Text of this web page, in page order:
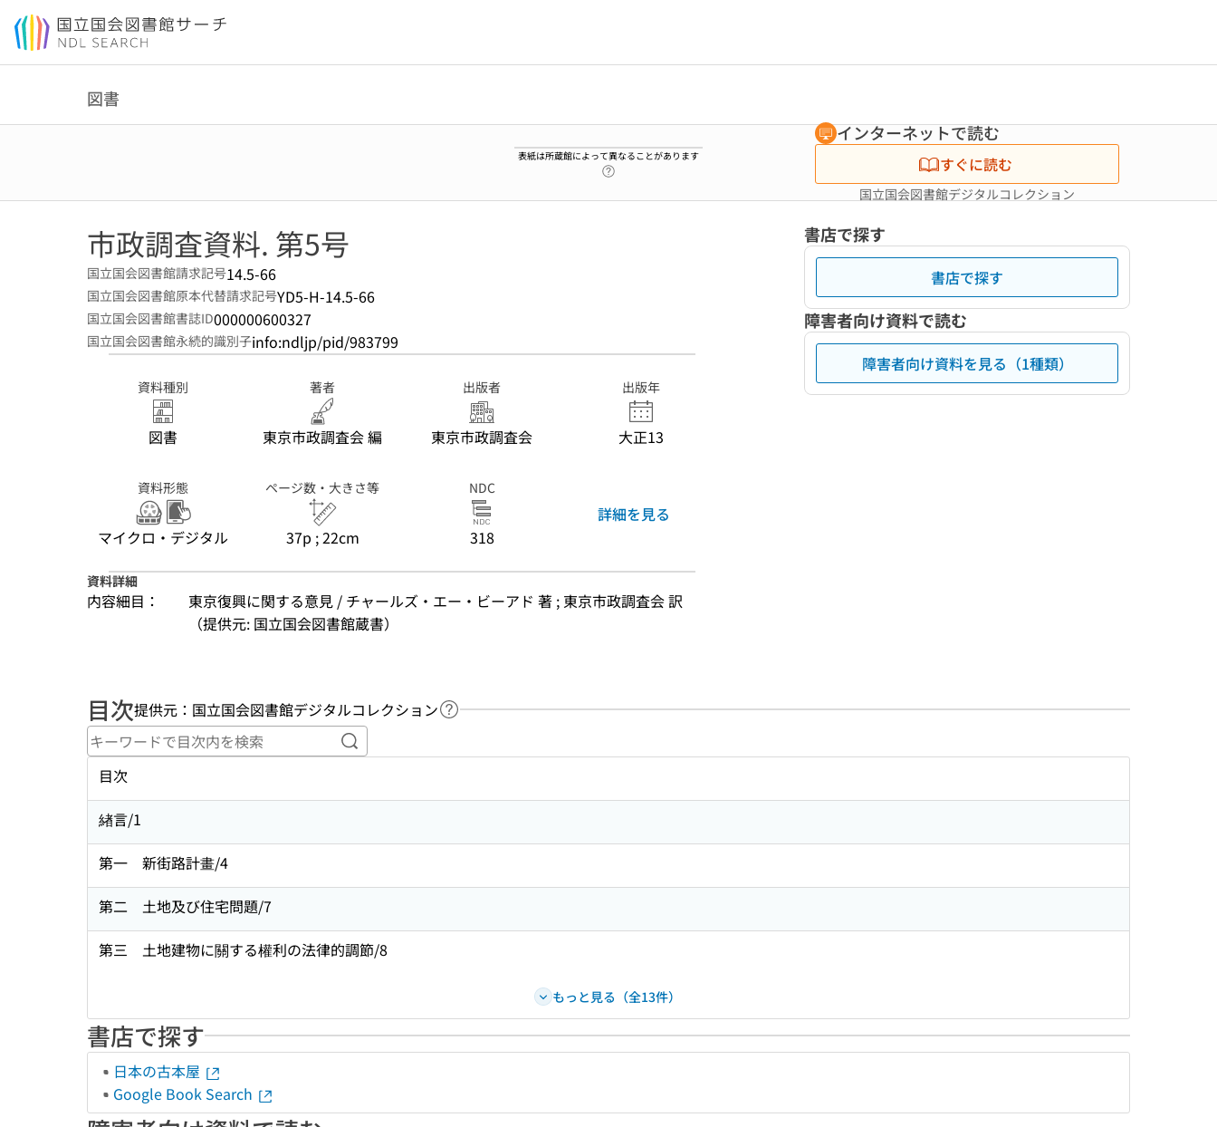
本文へ移動
図書
表紙は所蔵館によって異なることがあります
インターネットで読む
すぐに読む
国立国会図書館デジタルコレクション
市政調査資料. 第5号
国立国会図書館請求記号14.5-66
国立国会図書館原本代替請求記号YD5-H-14.5-66
国立国会図書館書誌ID000000600327
国立国会図書館永続的識別子info:ndljp/pid/983799
資料種別
図書
著者
東京市政調査会 編
出版者
東京市政調査会
出版年
大正13
資料形態
マイクロ・デジタル
ページ数・大きさ等
37p ; 22cm
NDC
318
詳細を見る
資料詳細
内容細目：
東京復興に関する意見 / チャールズ・エー・ビーアド 著 ; 東京市政調査会 訳
（提供元: 国立国会図書館蔵書）
書店で探す
書店で探す
障害者向け資料で読む
障害者向け資料を見る（1種類）
目次提供元：国立国会図書館デジタルコレクション ヘルプページへのリンク
キーワードで目次内を検索
目次
緖言/1
第一 新街路計畫/4
第二 土地及び住宅問題/7
第三 土地建物に關する權利の法律的調節/8
もっと見る（全13件）
書店で探す
日本の古本屋
Google Book Search